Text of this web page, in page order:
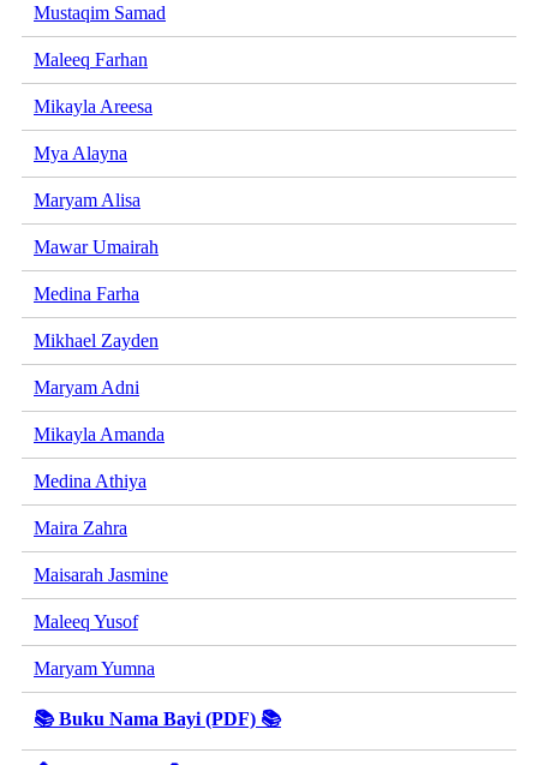
Mustaqim Samad
Maleeq Farhan
Mikayla Areesa
Mya Alayna
Maryam Alisa
Mawar Umairah
Medina Farha
Mikhael Zayden
Maryam Adni
Mikayla Amanda
Medina Athiya
Maira Zahra
Maisarah Jasmine
Maleeq Yusof
Maryam Yumna
📚 Buku Nama Bayi (PDF) 📚